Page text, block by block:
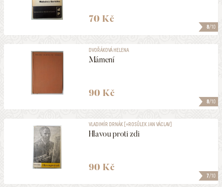
8/10
70 Kč
8/10
DVOŘÁKOVÁ HELENA
Mámení
90 Kč
7/10
VLADIMÍR DRNÁK [=ROSŮLEK JAN VÁCLAV]
Hlavou proti zdi
90 Kč